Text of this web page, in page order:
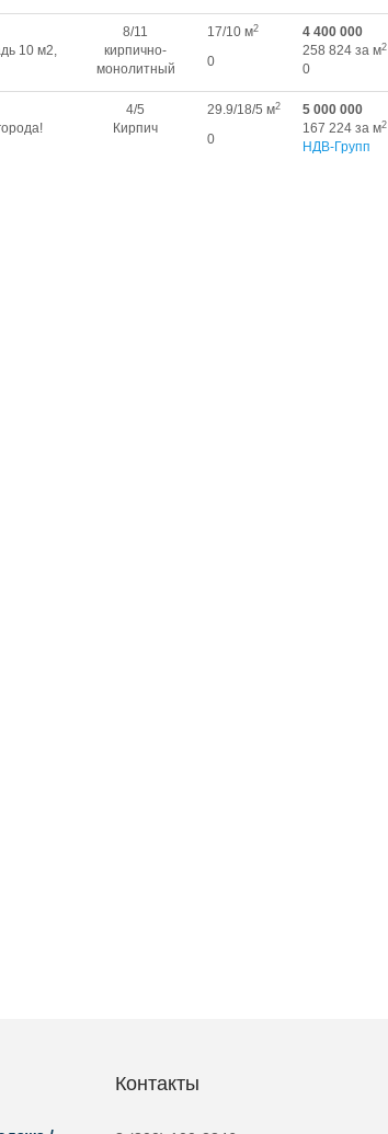
10 м2,
8/11
кирпично-
монолитный
17/10 м2
0
4 400 000
258 824 за м2
0
4/5
Кирпич
29.9/18/5 м2
0
5 000 000
167 224 за м2
НДВ-Групп
Контакты